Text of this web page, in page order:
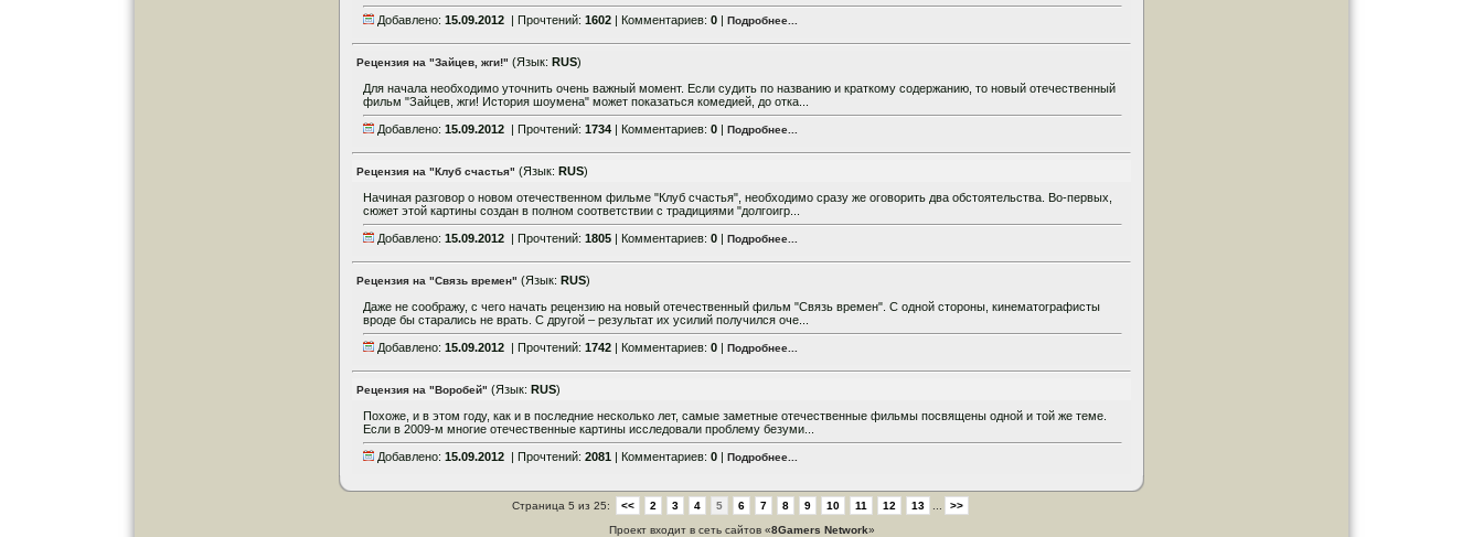
Добавлено: 15.09.2012 | Прочтений: 1602 | Комментариев: 0 | Подробнее...
Рецензия на "Зайцев, жги!" (Язык: RUS)
Для начала необходимо уточнить очень важный момент. Если судить по названию и краткому содержанию, то новый отечественный
фильм "Зайцев, жги! История шоумена" может показаться комедией, до отка...
Добавлено: 15.09.2012 | Прочтений: 1734 | Комментариев: 0 | Подробнее...
Рецензия на "Клуб счастья" (Язык: RUS)
Начиная разговор о новом отечественном фильме "Клуб счастья", необходимо сразу же оговорить два обстоятельства. Во-первых,
сюжет этой картины создан в полном соответствии с традициями "долгоигр...
Добавлено: 15.09.2012 | Прочтений: 1805 | Комментариев: 0 | Подробнее...
Рецензия на "Связь времен" (Язык: RUS)
Даже не соображу, с чего начать рецензию на новый отечественный фильм "Связь времен". С одной стороны, кинематографисты
вроде бы старались не врать. С другой – результат их усилий получился оче...
Добавлено: 15.09.2012 | Прочтений: 1742 | Комментариев: 0 | Подробнее...
Рецензия на "Воробей" (Язык: RUS)
Похоже, и в этом году, как и в последние несколько лет, самые заметные отечественные фильмы посвящены одной и той же теме.
Если в 2009-м многие отечественные картины исследовали проблему безуми...
Добавлено: 15.09.2012 | Прочтений: 2081 | Комментариев: 0 | Подробнее...
Страница 5 из 25: << 2 3 4 5 6 7 8 9 10 11 12 13
>>
Проект входит в сеть сайтов «8Gamers Network»